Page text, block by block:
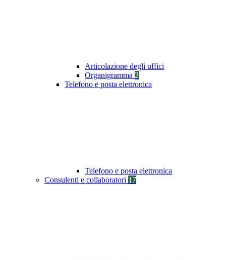
Articolazione degli uffici
Organigramma 2
Telefono e posta elettronica
Telefono e posta elettronica
Consulenti e collaboratori 17